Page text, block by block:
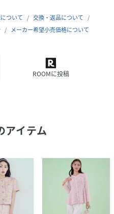
どの環境により、若干製品
ざいます。予めご了承くだ
味やサイズ等の仕様に変更
めご了承ください。
L1-48 RE4557
ついて
交換・返品について
メーカー希望小売価格について
ROOMに投稿
アイテム